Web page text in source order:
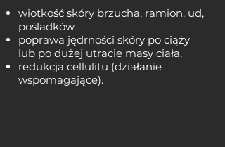
wiotkość skóry brzucha, ramion, ud,
pośladków,
poprawa jędrności skóry po ciąży
lub po dużej utracie masy ciała,
redukcja cellulitu (działanie
wspomagające).